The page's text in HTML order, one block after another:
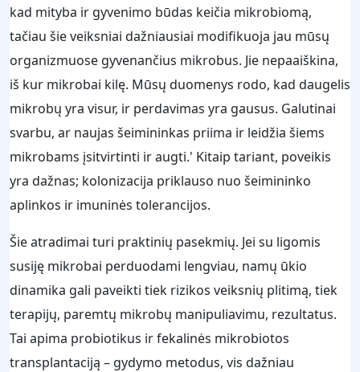
kad mityba ir gyvenimo būdas keičia mikrobiomą,
tačiau šie veiksniai dažniausiai modifikuoja jau mūsų
organizmuose gyvenančius mikrobus. Jie nepaaiškina,
iš kur mikrobai kilę. Mūsų duomenys rodo, kad daugelis
mikrobų yra visur, ir perdavimas yra gausus. Galutinai
svarbu, ar naujas šeimininkas priima ir leidžia šiems
mikrobams įsitvirtinti ir augti.' Kitaip tariant, poveikis
yra dažnas; kolonizacija priklauso nuo šeimininko
aplinkos ir imuninės tolerancijos.
Šie atradimai turi praktinių pasekmių. Jei su ligomis
susiję mikrobai perduodami lengviau, namų ūkio
dinamika gali paveikti tiek rizikos veiksnių plitimą, tiek
terapijų, paremtų mikrobų manipuliavimu, rezultatus.
Tai apima probiotikus ir fekalinės mikrobiotos
transplantaciją – gydymo metodus, vis dažniau